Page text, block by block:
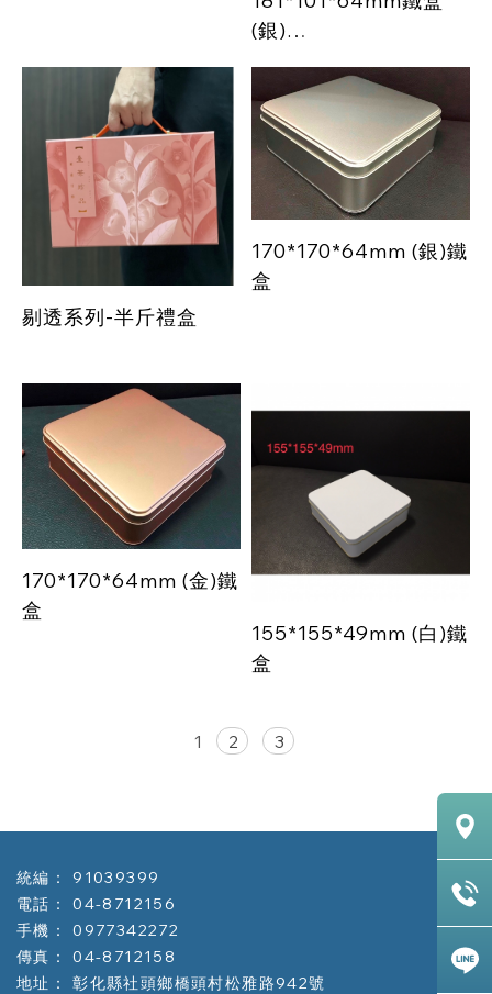
(銀)
剔透系列-半斤禮盒
170*170*64mm (銀)鐵
盒
170*170*64mm (金)鐵
盒
155*155*49mm (白)鐵
盒
1 2 3
91039399
04-8712156
0977342272
04-8712158
彰化縣社頭鄉橋頭村松雅路942號